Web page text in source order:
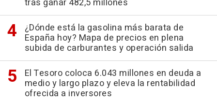
tras ganar 482,5 millones
¿Dónde está la gasolina más barata de
España hoy? Mapa de precios en plena
subida de carburantes y operación salida
El Tesoro coloca 6.043 millones en deuda a
medio y largo plazo y eleva la rentabilidad
ofrecida a inversores